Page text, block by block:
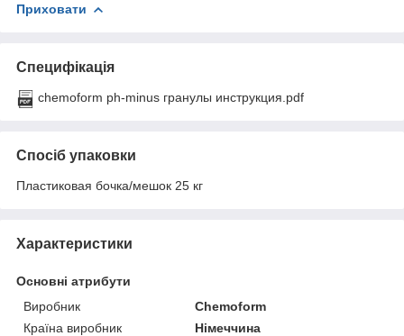
Приховати
Специфікація
chemoform ph-minus гранулы инструкция.pdf
Спосіб упаковки
Пластиковая бочка/мешок 25 кг
Характеристики
Основні атрибути
Виробник
Chemoform
Країна виробник
Німеччина